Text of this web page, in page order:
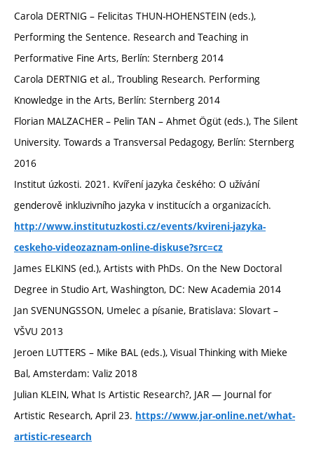
Carola DERTNIG – Felicitas THUN-HOHENSTEIN (eds.),
Performing the Sentence. Research and Teaching in
Performative Fine Arts, Berlín: Sternberg 2014
Carola DERTNIG et al., Troubling Research. Performing
Knowledge in the Arts, Berlín: Sternberg 2014
Florian MALZACHER – Pelin TAN – Ahmet Ögüt (eds.), The Silent
University. Towards a Transversal Pedagogy, Berlín: Sternberg
2016
Institut úzkosti. 2021. Kvíření jazyka českého: O užívání
genderově inkluzivního jazyka v institucích a organizacích.
http://www.institutuzkosti.cz/events/kvireni-jazyka-
ceskeho-videozaznam-online-diskuse?src=cz
James ELKINS (ed.), Artists with PhDs. On the New Doctoral
Degree in Studio Art, Washington, DC: New Academia 2014
Jan SVENUNGSSON, Umelec a písanie, Bratislava: Slovart –
VŠVU 2013
Jeroen LUTTERS – Mike BAL (eds.), Visual Thinking with Mieke
Bal, Amsterdam: Valiz 2018
Julian KLEIN, What Is Artistic Research?, JAR — Journal for
Artistic Research, April 23. https://www.jar-online.net/what-
artistic-research